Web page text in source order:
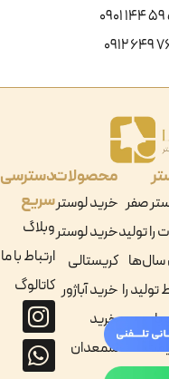
صفر
تولید
سال‌ها
را
محصولات
خرید لوستر
خرید لوستر
کریستالی
خرید آباژور
خرید
شمعدان
دسترسی
سریع
وبلاگ
ارتباط با ما
کاتالوگ